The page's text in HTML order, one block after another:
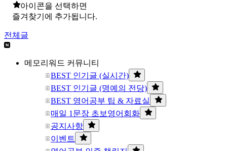
아이콘을 선택하면
즐겨찾기에 추가됩니다.
전체글
메모리워드 커뮤니티
BEST 인기글 (실시간)
BEST 인기글 (명예의 전당)
BEST 영어공부 팁 & 자료실
매일 1문장 초보영어회화
공지사항
이벤트